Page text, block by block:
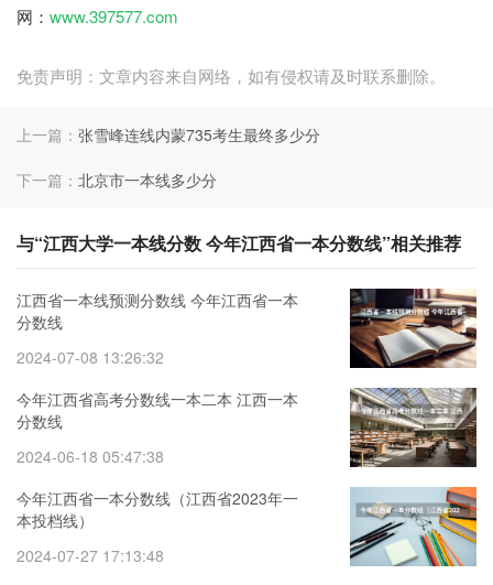
网： www.397577.com
免责声明：文章内容来自网络，如有侵权请及时联系删除。
上一篇： 张雪峰连线内蒙735考生最终多少分
下一篇： 北京市一本线多少分
与“江西大学一本线分数 今年江西省一本分数线”相关推荐
江西省一本线预测分数线 今年江西省一本
分数线
2024-07-08 13:26:32
今年江西省高考分数线一本二本 江西一本
分数线
2024-06-18 05:47:38
今年江西省一本分数线（江西省2023年一
本投档线）
2024-07-27 17:13:48